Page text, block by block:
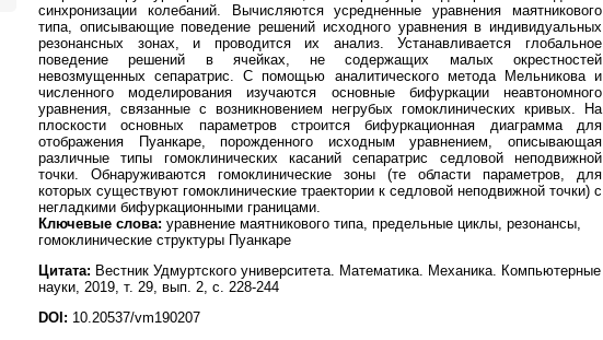
синхронизации колебаний. Вычисляются усредненные уравнения маятникового
типа, описывающие поведение решений исходного уравнения в индивидуальных
резонансных зонах, и проводится их анализ. Устанавливается глобальное
поведение решений в ячейках, не содержащих малых окрестностей
невозмущенных сепаратрис. С помощью аналитического метода Мельникова и
численного моделирования изучаются основные бифуркации неавтономного
уравнения, связанные с возникновением негрубых гомоклинических кривых. На
плоскости основных параметров строится бифуркационная диаграмма для
отображения Пуанкаре, порожденного исходным уравнением, описывающая
различные типы гомоклинических касаний сепаратрис седловой неподвижной
точки. Обнаруживаются гомоклинические зоны (те области параметров, для
которых существуют гомоклинические траектории к седловой неподвижной точки) с
негладкими бифуркационными границами.
Ключевые слова: уравнение маятникового типа, предельные циклы, резонансы,
гомоклинические структуры Пуанкаре
Цитата: Вестник Удмуртского университета. Математика. Механика. Компьютерные
науки, 2019, т. 29, вып. 2, с. 228-244
DOI: 10.20537/vm190207